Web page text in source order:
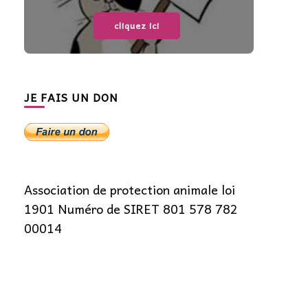
cliquez ici
JE FAIS UN DON
Association de protection animale loi
1901 Numéro de SIRET 801 578 782
00014